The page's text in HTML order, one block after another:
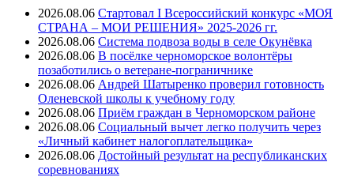
2026.08.06 Стартовал I Всероссийский конкурс «МОЯ
СТРАНА – МОИ РЕШЕНИЯ» 2025-2026 гг.
2026.08.06 Система подвоза воды в селе Окунёвка
2026.08.06 В посёлке черноморское волонтёры
позаботились о ветеране-пограничнике
2026.08.06 Андрей Шатыренко проверил готовность
Оленевской школы к учебному году
2026.08.06 Приём граждан в Черноморском районе
2026.08.06 Социальный вычет легко получить через
«Личный кабинет налогоплательщика»
2026.08.06 Достойный результат на республиканских
соревнованиях